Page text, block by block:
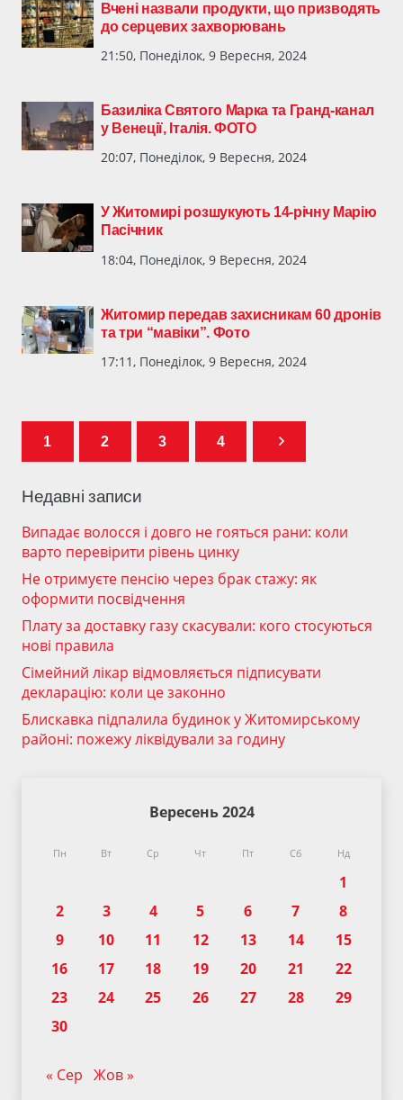
Вчені назвали продукти, що призводять
до серцевих захворювань
21:50, Понеділок, 9 Вересня, 2024
Базиліка Святого Марка та Гранд-канал
у Венеції, Італія. ФОТО
20:07, Понеділок, 9 Вересня, 2024
У Житомирі розшукують 14-річну Марію
Пасічник
18:04, Понеділок, 9 Вересня, 2024
Житомир передав захисникам 60 дронів
та три “мавіки”. Фото
17:11, Понеділок, 9 Вересня, 2024
1 2 3 4
Недавні записи
Випадає волосся і довго не гояться рани: коли
варто перевірити рівень цинку
Не отримуєте пенсію через брак стажу: як
оформити посвідчення
Плату за доставку газу скасували: кого стосуються
нові правила
Сімейний лікар відмовляється підписувати
декларацію: коли це законно
Блискавка підпалила будинок у Житомирському
районі: пожежу ліквідували за годину
Вересень 2024
Пн Вт Ср Чт Пт Сб Нд
1
2
3 4 5 6 7
8
9
10 11 12 13 14
15
16
17 18 19 20 21
22
23
24 25 26 27 28
29
30
« Сер Жов »